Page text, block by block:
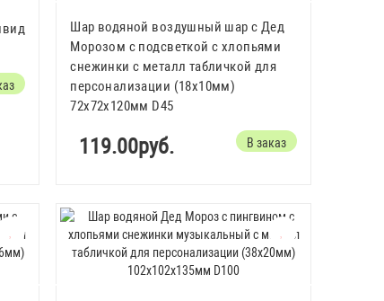
Шар водяной воздушный шар с Дед
Морозом с подсветкой с хлопьями
снежинки с металл табличкой для
персонализации (18х10мм)
72x72x120мм D45
119.00руб. В заказ